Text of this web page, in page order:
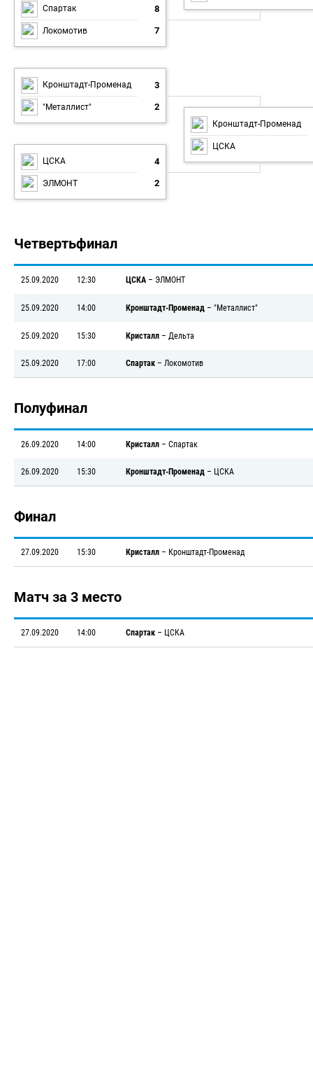
Спартак 8
Локомотив 7
Кронштадт-Променад 3
"Металлист" 2
ЦСКА 4
ЭЛМОНТ 2
Кронштадт-Променад
ЦСКА
Четвертьфинал
25.09.2020 12:30 ЦСКА – ЭЛМОНТ
25.09.2020 14:00 Кронштадт-Променад – "Металлист"
25.09.2020 15:30 Кристалл – Дельта
25.09.2020 17:00 Спартак – Локомотив
Полуфинал
26.09.2020 14:00 Кристалл – Спартак
26.09.2020 15:30 Кронштадт-Променад – ЦСКА
Финал
27.09.2020 15:30 Кристалл – Кронштадт-Променад
Матч за 3 место
27.09.2020 14:00 Спартак – ЦСКА